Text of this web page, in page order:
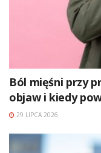
Ból mięśni przy
objaw i kiedy
29 LIPCA 2026